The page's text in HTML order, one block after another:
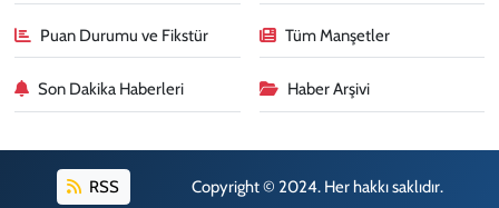
Puan Durumu ve Fikstür Tüm Manşetler
Son Dakika Haberleri Haber Arşivi
RSS Copyright © 2024. Her hakkı saklıdır.